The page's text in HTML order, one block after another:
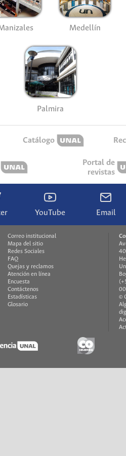
Medellín
Palmira
Catálogo
Portal de
revistas
YouTube Email
Correo institucional
Mapa del sitio
Redes Sociales
FAQ
Quejas y reclamos
Atención en línea
Encuesta
Contáctenos
Estadísticas
Glosario
©